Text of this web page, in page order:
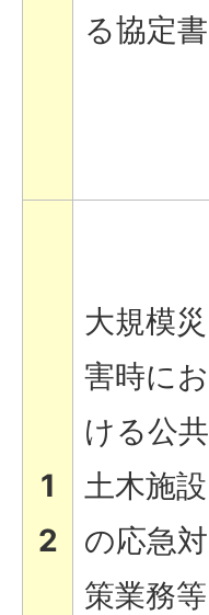
る協定書
1
2
大規模災
害時にお
ける公共
土木施設
の応急対
策業務等